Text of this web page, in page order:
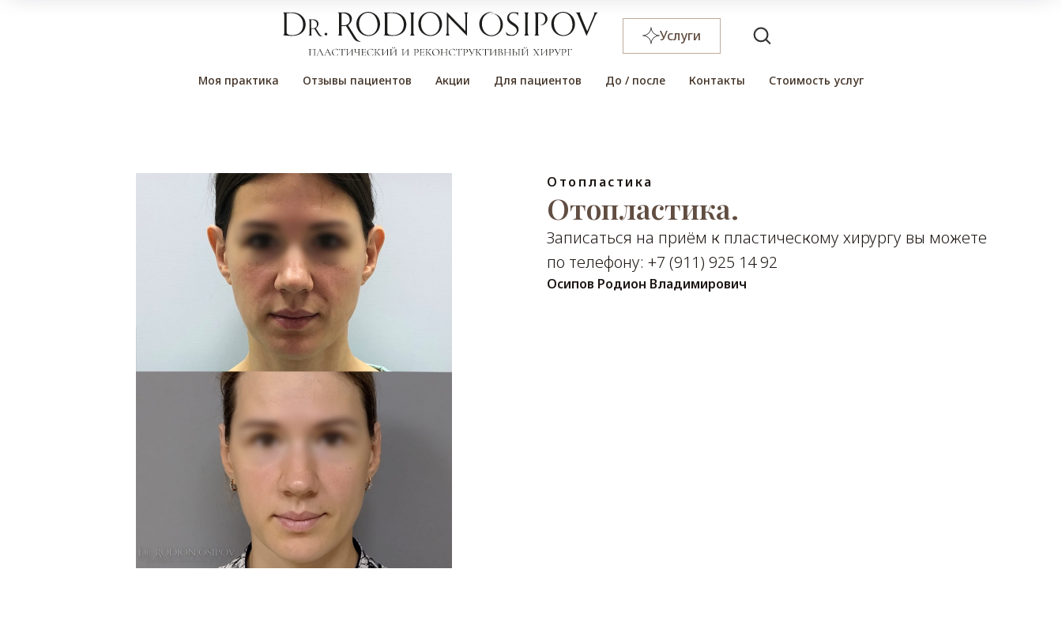
Услуги
Моя практика Отзывы пациентов Акции Для пациентов До / после Контакты Стоимость услуг
Отопластика
Отопластика.
Записаться на приём к пластическому хирургу вы можете
по телефону: +7 (911) 925 14 92
Осипов Родион Владимирович